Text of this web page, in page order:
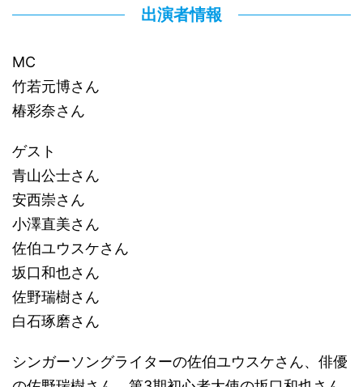
出演者情報
MC
竹若元博さん
椿彩奈さん
ゲスト
青山公士さん
安西崇さん
小澤直美さん
佐伯ユウスケさん
坂口和也さん
佐野瑞樹さん
白石琢磨さん
シンガーソングライターの佐伯ユウスケさん、俳優